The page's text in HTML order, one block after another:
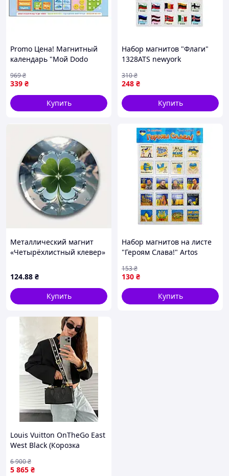
Promo Цена! Магнитный
календарь "Мой Dodo
магнитов - только на
ZaGrosh.com.ua
339 ₴
969₴
Купить
Набор магнитов "Флаги"
1328ATS newyork
248 ₴
310₴
Купить
Металлический магнит
«Четырёхлистный клевер»
124.88 ₴
Купить
Набор магнитов на листе
"Героям Слава!" Artos
130 ₴
153₴
Купить
Louis Vuitton OnTheGo East
West Black (Корозка
5 865 ₴
6 900₴